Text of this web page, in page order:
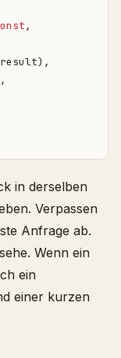
,
result),
,
in derselben
Verpassen
Anfrage ab.
Wenn ein
ein
einer kurzen